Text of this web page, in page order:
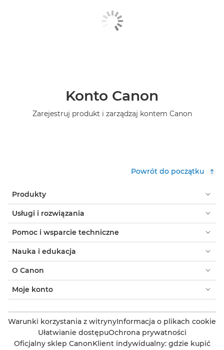
Konto Canon
Zarejestruj produkt i zarządzaj kontem Canon
Powrót do początku
Produkty
Usługi i rozwiązania
Pomoc i wsparcie techniczne
Nauka i edukacja
O Canon
Moje konto
Warunki korzystania z witrynyInformacja o plikach cookie
Ułatwianie dostępuOchrona prywatności
Oficjalny sklep CanonKlient indywidualny: gdzie kupić